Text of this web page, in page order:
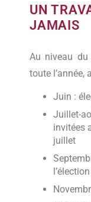
UN
JAMAIS
Au niveau du
toute l’année,
Juin :
Juillet-
invitées
juillet